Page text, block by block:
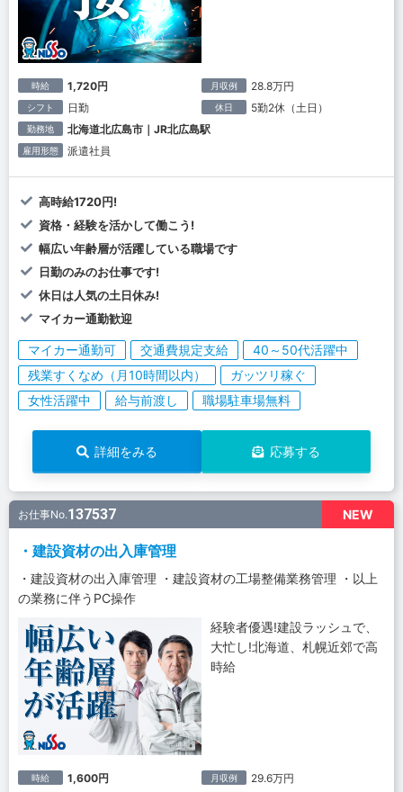
時給 1,720円 月収例 28.8万円
シフト 日勤 休日 5勤2休（土日）
勤務地 北海道北広島市｜JR北広島駅
雇用形態 派遣社員
高時給1720円!
資格・経験を活かして働こう!
幅広い年齢層が活躍している職場です
日勤のみのお仕事です!
休日は人気の土日休み!
マイカー通勤歓迎
マイカー通勤可 交通費規定支給
40～50代活躍中
残業すくなめ（月10時間以内）
ガッツリ稼ぐ
女性活躍中
給与前渡し 職場駐車場無料
詳細をみる 応募する
NEW
お仕事No.137537
・建設資材の出入庫管理
・建設資材の出入庫管理 ・建設資材の工場整備業務管理 ・以上
の業務に伴うPC操作
経験者優遇!建設ラッシュで、
大忙し!北海道、札幌近郊で高
時給
時給 1,600円 月収例 29.6万円